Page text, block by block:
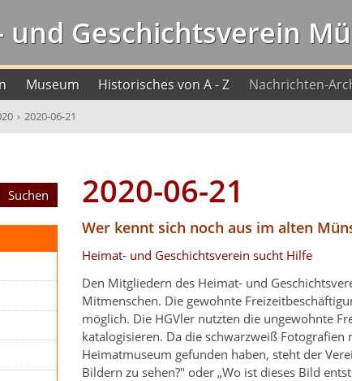
und Geschichtsverein
Museum Historisches von A - Z Nachrichten-
› 2020-06-21
2020-06-21
Wer kennt sich noch aus im alten
Heimat- und Geschichtsverein sucht Hilfe
Den Mitgliedern des Heimat- und
Mitmenschen. Die gewohnte
möglich. Die HGVler nutzten die ungewohnte
katalogisieren. Da die schwarzweiß
Heimatmuseum gefunden haben, steht der
Bildern zu sehen?" oder „Wo ist dieses Bild